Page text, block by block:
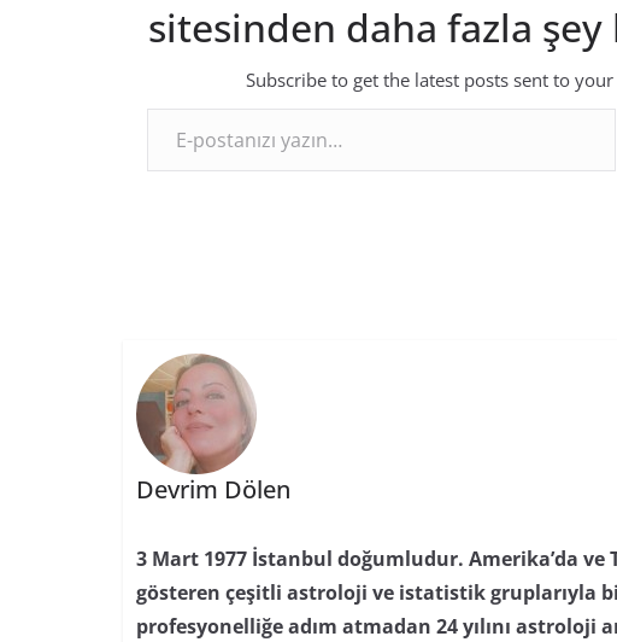
sitesinden daha fazla şey
Subscribe to get the latest posts sent to
E-postanızı yazın…
Devrim Dölen
3 Mart 1977 İstanbul doğumludur. Amerika’da ve
gösteren çeşitli astroloji ve istatistik gruplarıyla
profesyonelliğe adım atmadan 24 yılını astroloji